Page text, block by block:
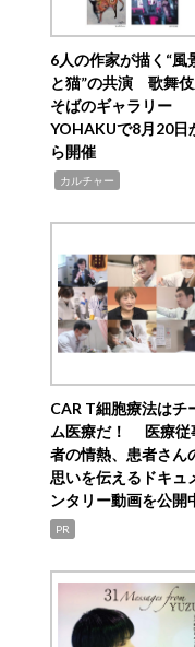
6人の作家が描く“風
と猫”の共演 歌舞
そばのギャラリー
YOHAKUで8月20日
ら開催
カルチャー
CAR T細胞療法はチ
ム医療だ！ 医療従
者の情熱、患者さん
思いを伝えるドキュ
ンタリー動画を公開
PR